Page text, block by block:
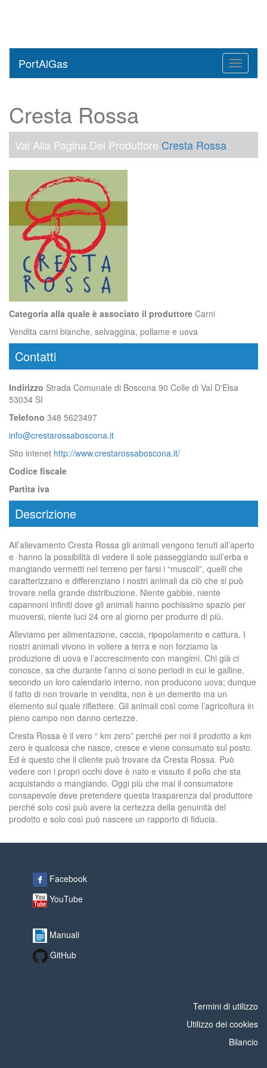
Toggle
PortAlGas
Cresta Rossa
Vai Alla Pagina Del Produttore Cresta Rossa
Categoria alla quale è associato il produttore Carni
Vendita carni bianche, selvaggina, pollame e uova
Contatti
Indirizzo Strada Comunale di Boscona 90 Colle di Val D'Elsa
53034 SI
Telefono 348 5623497
info@crestarossaboscona.it
Sito intenet http://www.crestarossaboscona.it/
Codice fiscale
Partita iva
Descrizione
All’allevamento Cresta Rossa gli animali vengono tenuti all’aperto
e ·hanno la possibilità di vedere il sole passeggiando sull’erba e
mangiando vermetti nel terreno per farsi i “muscoli”, quelli che
caratterizzano e differenziano i nostri animali da ciò che si può
trovare nella grande distribuzione. Niente gabbie, niente
capannoni infiniti dove gli animali hanno pochissimo spazio per
muoversi, niente luci 24 ore al giorno per produrre di più.
Alleviamo per alimentazione, caccia, ripopolamento e cattura. I
nostri animali vivono in voliere a terra e non forziamo la
produzione di uova e l’accrescimento con mangimi. Chi già ci
conosce, sa che durante l’anno ci sono periodi in cui le galline,
secondo un loro calendario interno, non producono uova; dunque
il fatto di non trovarle in vendita, non è un demerito ma un
elemento sul quale riflettere. Gli animali così come l’agricoltura in
pieno campo non danno certezze.
Cresta Rossa è il vero “ km zero” perché per noi il prodotto a km
zero è qualcosa che nasce, cresce e viene consumato sul posto.
Ed è questo che il cliente può trovare da Cresta Rossa. Può
vedere con i propri occhi dove è nato e vissuto il pollo che sta
acquistando o mangiando. Oggi più che mai il consumatore
consapevole deve pretendere questa trasparenza dal produttore
perché solo così può avere la certezza della genuinità del
prodotto e solo così può nascere un rapporto di fiducia.
Facebook
YouTube
Manuali
GitHub
Termini di utilizzo
Utilizzo dei cookies
Bilancio